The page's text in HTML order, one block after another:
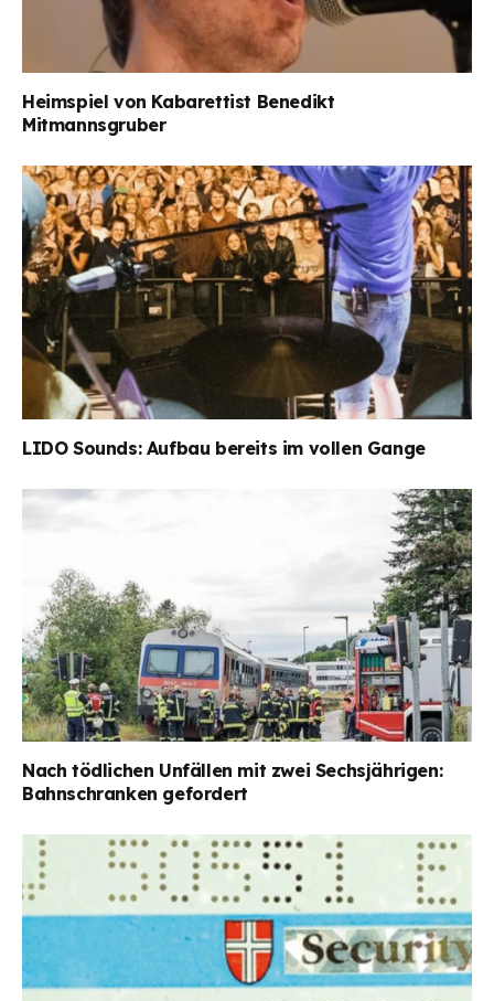
Heimspiel von Kabarettist Benedikt
Mitmannsgruber
LIDO Sounds: Aufbau bereits im vollen Gange
Nach tödlichen Unfällen mit zwei Sechsjährigen:
Bahnschranken gefordert